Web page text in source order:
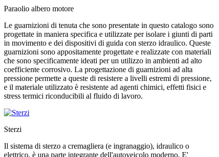
Paraolio albero motore
Le guarnizioni di tenuta che sono presentate in questo catalogo sono
progettate in maniera specifica e utilizzate per isolare i giunti di parti
in movimento e dei dispositivi di guida con sterzo idraulico. Queste
guarnizioni sono appositamente progettate e realizzate con materiali
che sono specificamente ideati per un utilizzo in ambienti ad alto
coefficiente corrosivo. La progettazione di guarnizioni ad alta
pressione permette a queste di resistere a livelli estremi di pressione,
e il materiale utilizzato è resistente ad agenti chimici, effetti fisici e
stress termici riconducibili al fluido di lavoro.
Sterzi
Il sistema di sterzo a cremagliera (e ingranaggio), idraulico o
elettrico, è una parte integrante dell'autoveicolo moderno. E'